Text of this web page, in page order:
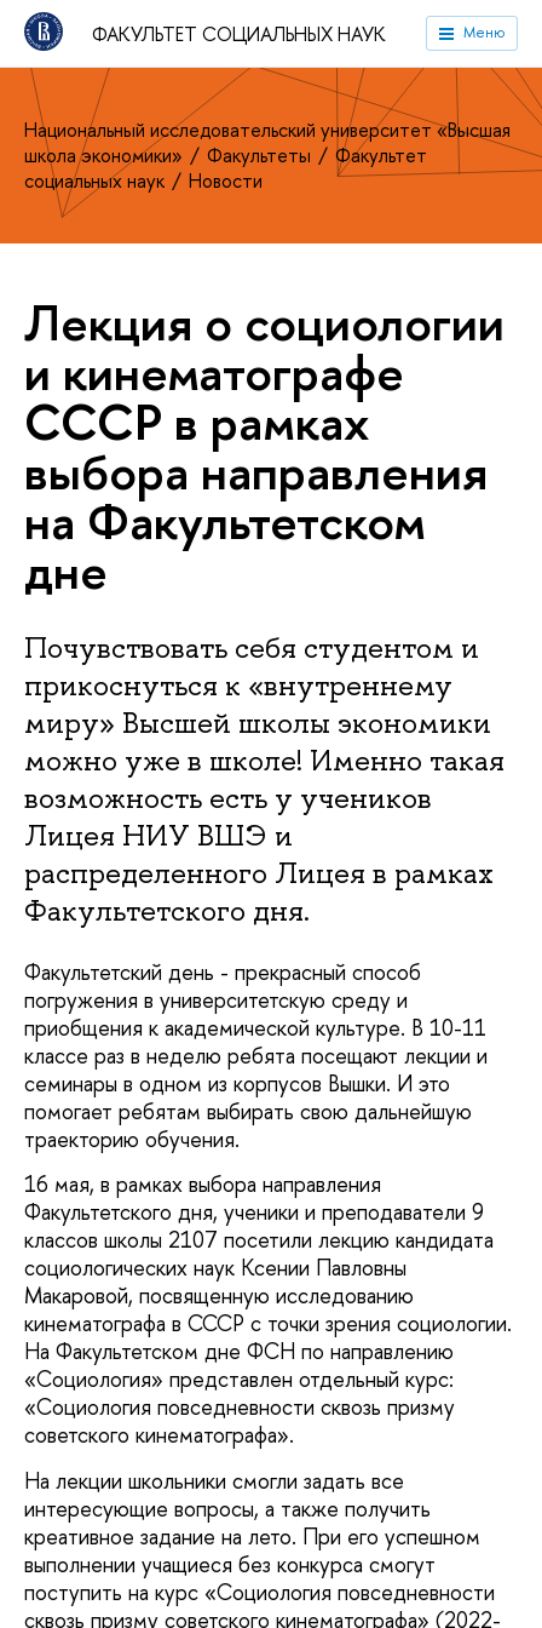
ФАКУЛЬТЕТ СОЦИАЛЬНЫХ НАУК Меню
Национальный исследовательский университет «Высшая
школа экономики»
Факультеты
Факультет
социальных наук
Новости
Лекция о социологии
и кинематографе
СССР в рамках
выбора направления
на Факультетском
дне
Почувствовать себя студентом и
прикоснуться к «внутреннему
миру» Высшей школы экономики
можно уже в школе! Именно такая
возможность есть у учеников
Лицея НИУ ВШЭ и
распределенного Лицея в рамках
Факультетского дня.
Факультетский день - прекрасный способ
погружения в университетскую среду и
приобщения к академической культуре. В 10-11
классе раз в неделю ребята посещают лекции и
семинары в одном из корпусов Вышки. И это
помогает ребятам выбирать свою дальнейшую
траекторию обучения.
16 мая, в рамках выбора направления
Факультетского дня, ученики и преподаватели 9
классов школы 2107 посетили лекцию кандидата
социологических наук Ксении Павловны
Макаровой, посвященную исследованию
кинематографа в СССР с точки зрения социологии.
На Факультетском дне ФСН по направлению
«Социология» представлен отдельный курс:
«Социология повседневности сквозь призму
советского кинематографа».
На лекции школьники смогли задать все
интересующие вопросы, а также получить
креативное задание на лето. При его успешном
выполнении учащиеся без конкурса смогут
поступить на курс «Социология повседневности
сквозь призму советского кинематографа» (2022-